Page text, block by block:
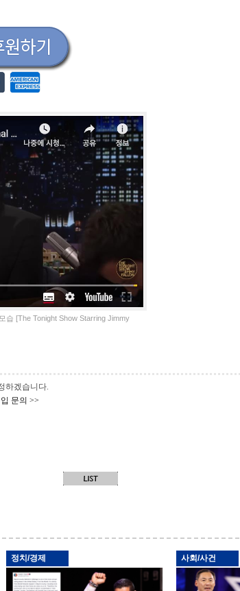
습 [The Tonight Show Starring Jimmy
하겠습니다.
문의 >>
정치/경제 사회/사건